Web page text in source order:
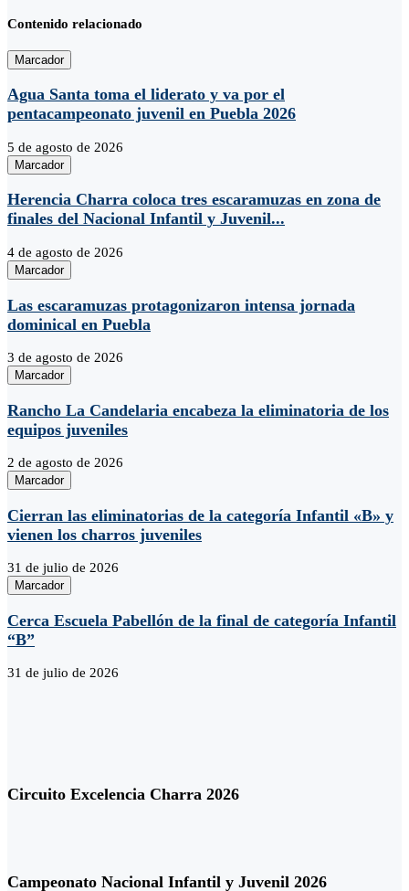
Contenido relacionado
Marcador
Agua Santa toma el liderato y va por el
pentacampeonato juvenil en Puebla 2026
5 de agosto de 2026
Marcador
Herencia Charra coloca tres escaramuzas en zona de
finales del Nacional Infantil y Juvenil...
4 de agosto de 2026
Marcador
Las escaramuzas protagonizaron intensa jornada
dominical en Puebla
3 de agosto de 2026
Marcador
Rancho La Candelaria encabeza la eliminatoria de los
equipos juveniles
2 de agosto de 2026
Marcador
Cierran las eliminatorias de la categoría Infantil «B» y
vienen los charros juveniles
31 de julio de 2026
Marcador
Cerca Escuela Pabellón de la final de categoría Infantil
“B”
31 de julio de 2026
Circuito Excelencia Charra 2026
Campeonato Nacional Infantil y Juvenil 2026